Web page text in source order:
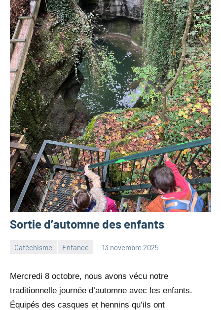
Sortie d’automne des enfants
Catéchisme Enfance 13 novembre 2025
Mercredi 8 octobre, nous avons vécu notre
traditionnelle journée d’automne avec les enfants.
Équipés des casques et hennins qu’ils ont